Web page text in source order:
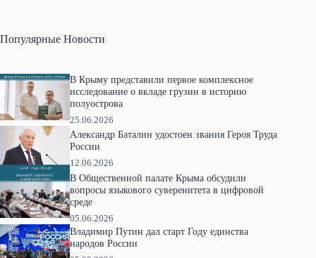
Популярные Новости
В Крыму представили первое комплексное
исследование о вкладе грузин в историю
полуострова
25.06.2026
Александр Баталин удостоен звания Героя Труда
России
12.06.2026
В Общественной палате Крыма обсудили
вопросы языкового суверенитета в цифровой
среде
05.06.2026
Владимир Путин дал старт Году единства
народов России